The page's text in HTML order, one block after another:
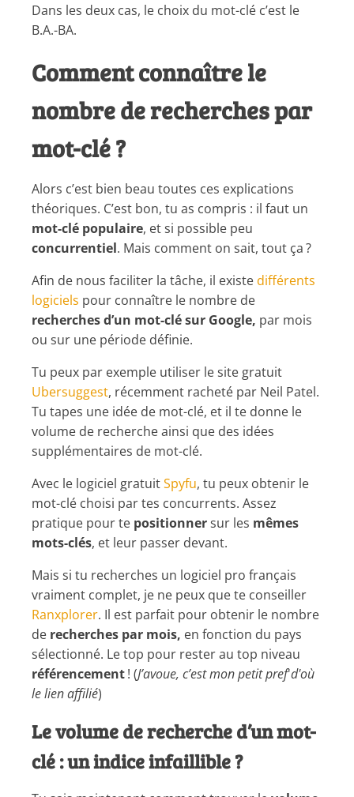
Dans les deux cas, le choix du mot-clé c’est le
B.A.-BA.
Comment connaître le
nombre de recherches par
mot-clé ?
Alors c’est bien beau toutes ces explications
théoriques. C’est bon, tu as compris : il faut un
mot-clé populaire, et si possible peu
concurrentiel. Mais comment on sait, tout ça ?
Afin de nous faciliter la tâche, il existedifférents
logiciels pour connaître le nombre de
recherches d’un mot-clé sur Google, par mois
ou sur une période définie.
Tu peux par exemple utiliser le site gratuit
Ubersuggest, récemment racheté par Neil Patel.
Tu tapes une idée de mot-clé, et il te donne le
volume de recherche ainsi que des idées
supplémentaires de mot-clé.
Avec le logiciel gratuitSpyfu, tu peux obtenir le
mot-clé choisi par tes concurrents. Assez
pratique pour te positionnersur les mêmes
mots-clés, et leur passer devant.
Mais si tu recherches un logiciel pro français
vraiment complet, je ne peux que te conseiller
Ranxplorer. Il est parfait pour obtenir le nombre
de recherches par mois, en fonction du pays
sélectionné. Le top pour rester au top niveau
référencement! (J’avoue, c’est mon petit pref'd'où
le lien affilié)
Le volume de recherche d’un mot-
clé : un indice infaillible ?